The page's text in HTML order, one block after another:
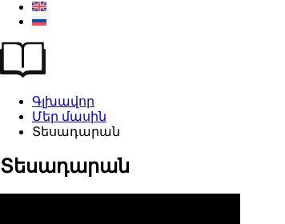
Գլխավոր
Մեր մասին
Տեսադարան
Տեսադարան